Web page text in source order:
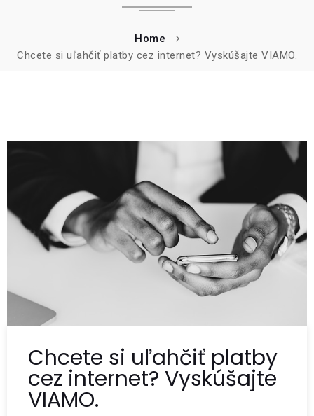
Home
Chcete si uľahčiť platby cez internet? Vyskúšajte VIAMO.
Chcete si uľahčiť platby
cez internet? Vyskúšajte
VIAMO.